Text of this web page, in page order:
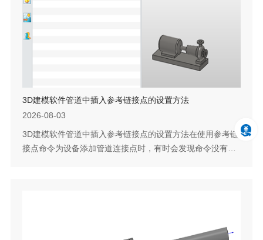
3D建模软件管道中插入参考链接点的设置方法
2026-08-03
3D建模软件管道中插入参考链接点的设置方法在使用参考链
接点命令为设备添加管道连接点时，有时会发现命令没有生